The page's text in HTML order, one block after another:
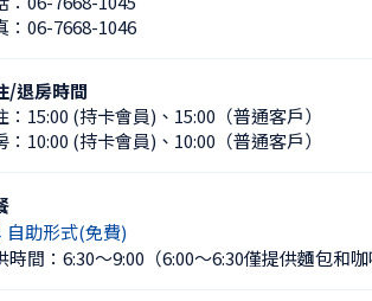
06-7668-1046
/退房時間
： 15:00 (持卡會員) 、 15:00（普通客戶）
10:00 (持卡會員) 、 10:00（普通客戶）
自助形式(免費)
時間：6:30〜9:00 （6:00〜6:30僅提供麵包和